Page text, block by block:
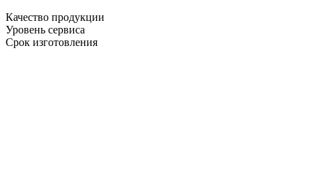
Качество продукции
Уровень сервиса
Срок изготовления